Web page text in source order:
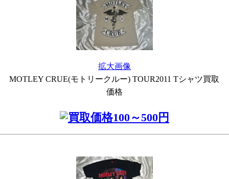
拡大画像
MOTLEY CRUE(モトリークルー) TOUR2011 Tシャツ買取
価格